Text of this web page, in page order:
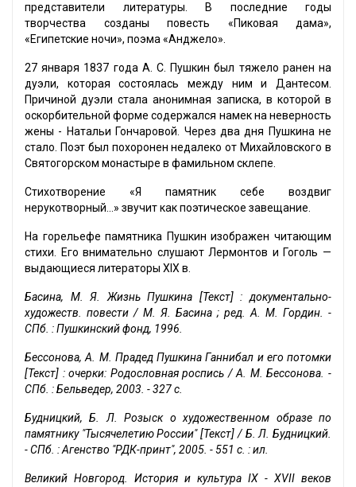
представители литературы. В последние годы
творчества созданы повесть «Пиковая дама»,
«Египетские ночи», поэма «Анджело».
27 января 1837 года А. С. Пушкин был тяжело ранен на
дуэли, которая состоялась между ним и Дантесом.
Причиной дуэли стала анонимная записка, в которой в
оскорбительной форме содержался намек на неверность
жены - Натальи Гончаровой. Через два дня Пушкина не
стало. Поэт был похоронен недалеко от Михайловского в
Святогорском монастыре в фамильном склепе.
Стихотворение «Я памятник себе воздвиг
нерукотворный...» звучит как поэтическое завещание.
На горельефе памятника Пушкин изображен читающим
стихи. Его внимательно слушают Лермонтов и Гоголь —
выдающиеся литераторы XIX в.
Басина, М. Я. Жизнь Пушкина [Текст] : документально-
художеств. повести / М. Я. Басина ; ред. А. М. Гордин. -
СПб. : Пушкинский фонд, 1996.
Бессонова, А. М. Прадед Пушкина Ганнибал и его потомки
[Текст] : очерки: Родословная роспись / А. М. Бессонова. -
СПб. : Бельведер, 2003. - 327 с.
Будницкий, Б. Л. Розыск о художественном образе по
памятнику "Тысячелетию России" [Текст] / Б. Л. Будницкий.
- СПб. : Агенство "РДК-принт", 2005. - 551 с. : ил.
Великий Новгород. История и культура IX - XVII веков